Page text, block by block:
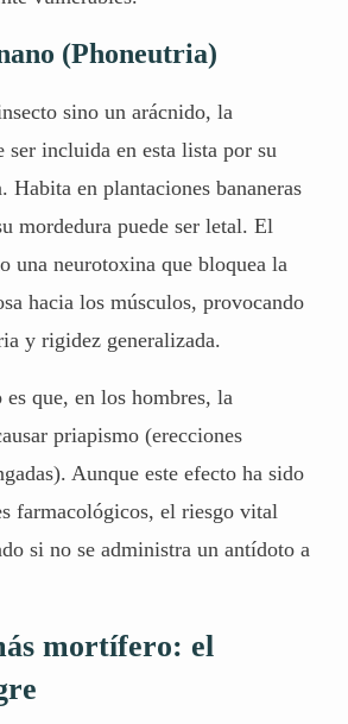
(Phoneutria)
sino un arácnido, la
ser incluida en esta lista por su
Habita en plantaciones bananeras
mordedura puede ser letal. El
una neurotoxina que bloquea la
hacia los músculos, provocando
y rigidez generalizada.
que, en los hombres, la
priapismo (erecciones
Aunque este efecto ha sido
farmacológicos, el riesgo vital
si no se administra un antídoto a
mortífero: el